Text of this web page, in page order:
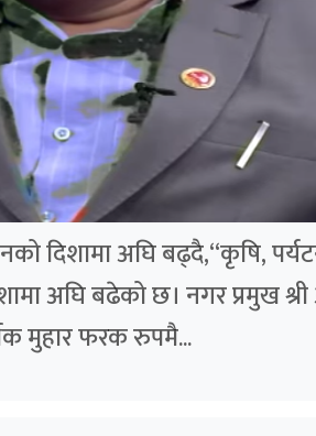
दिशामा अघि बढ्दै,“कृषि,
अघि बढेको छ। नगर प्रमुख
मुहार फरक रुपमै...